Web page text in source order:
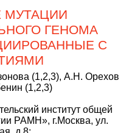
МУТАЦИИ
ГЕНОМА
С
(1,2,3), А.Н. Орехов
(1,2,3)
институт общей
РАМН», г.Москва, ул.